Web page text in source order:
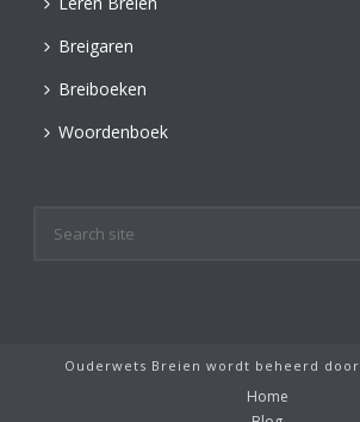
Breigaren
Breiboeken
Woordenboek
Ouderwets Breien wordt beheerd door
Home